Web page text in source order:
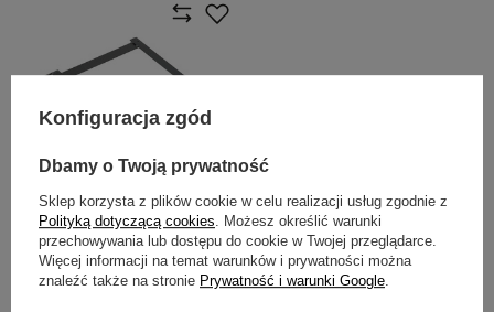
MOCOWANIE FOTELA SPARCO
DLA FORD PRAWE
Konfiguracja zgód
Dbamy o Twoją prywatność
Sklep korzysta z plików cookie w celu realizacji usług zgodnie z
Polityką dotyczącą cookies . Możesz określić warunki
przechowywania lub dostępu do cookie w Twojej przeglądarce.
Więcej informacji na temat warunków i prywatności można
znaleźć także na stronie Prywatność i warunki Google